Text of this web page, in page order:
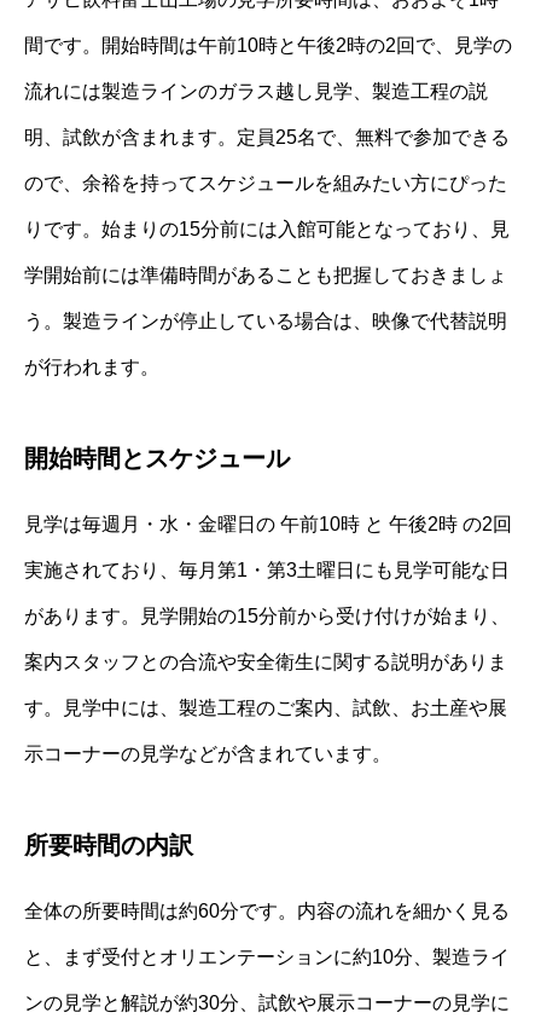
間です。開始時間は午前10時と午後2時の2回で、見学の
流れには製造ラインのガラス越し見学、製造工程の説
明、試飲が含まれます。定員25名で、無料で参加できる
ので、余裕を持ってスケジュールを組みたい方にぴった
りです。始まりの15分前には入館可能となっており、見
学開始前には準備時間があることも把握しておきましょ
う。製造ラインが停止している場合は、映像で代替説明
が行われます。
開始時間とスケジュール
見学は毎週月・水・金曜日の 午前10時 と 午後2時 の2回
実施されており、毎月第1・第3土曜日にも見学可能な日
があります。見学開始の15分前から受け付けが始まり、
案内スタッフとの合流や安全衛生に関する説明がありま
す。見学中には、製造工程のご案内、試飲、お土産や展
示コーナーの見学などが含まれています。
所要時間の内訳
全体の所要時間は約60分です。内容の流れを細かく見る
と、まず受付とオリエンテーションに約10分、製造ライ
ンの見学と解説が約30分、試飲や展示コーナーの見学に